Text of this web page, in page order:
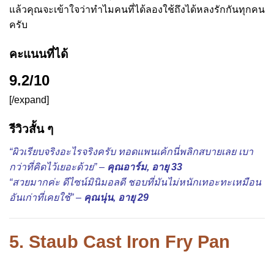
แล้วคุณจะเข้าใจว่าทำไมคนที่ได้ลองใช้ถึงได้หลงรักกันทุกคน
ครับ
คะแนนที่ได้
9.2/10
[/expand]
รีวิวสั้น ๆ
“ผิวเรียบจริงอะไรจริงครับ ทอดแพนเค้กนี่พลิกสบายเลย เบา
กว่าที่คิดไว้เยอะด้วย” – คุณอาร์ม, อายุ 33
“สวยมากค่ะ ดีไซน์มินิมอลดี ชอบที่มันไม่หนักเทอะทะเหมือน
อันเก่าที่เคยใช้” – คุณนุ่น, อายุ 29
5. Staub Cast Iron Fry Pan